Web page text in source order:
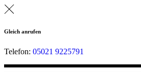
Gleich anrufen
Telefon: 05021 9225791